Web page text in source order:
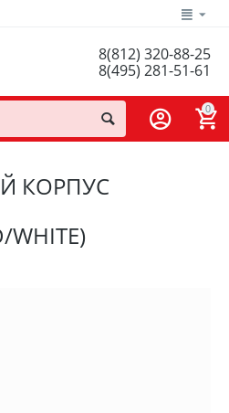
8(812) 320-88-25
8(495) 281-51-61
0
КОРПУС
WHITE)